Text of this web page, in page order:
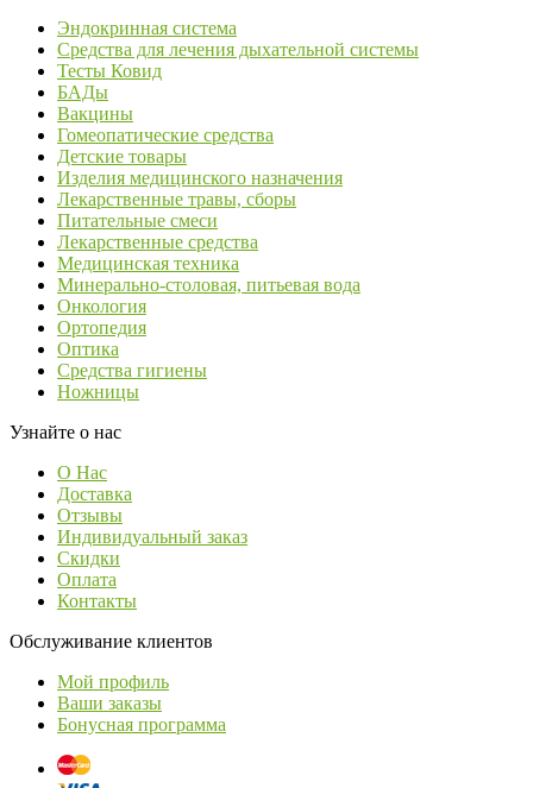
Эндокринная система
Средства для лечения дыхательной системы
Тесты Ковид
БАДы
Вакцины
Гомеопатические средства
Детские товары
Изделия медицинского назначения
Лекарственные травы, сборы
Питательные смеси
Лекарственные средства
Медицинская техника
Минерально-столовая, питьевая вода
Онкология
Ортопедия
Оптика
Средства гигиены
Ножницы
Узнайте о нас
О Нас
Доставка
Отзывы
Индивидуальный заказ
Скидки
Оплата
Контакты
Обслуживание клиентов
Мой профиль
Ваши заказы
Бонусная программа